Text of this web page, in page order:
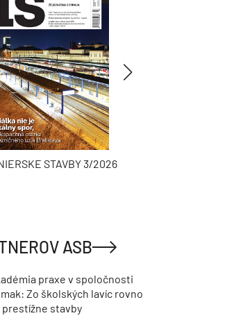
STAVBY 3/2026
ASB
praxe v spoločnosti
Zo školských lavíc rovno
prestížne stavby